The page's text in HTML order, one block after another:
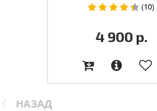
НАЗАД
(10)
4 900 р.